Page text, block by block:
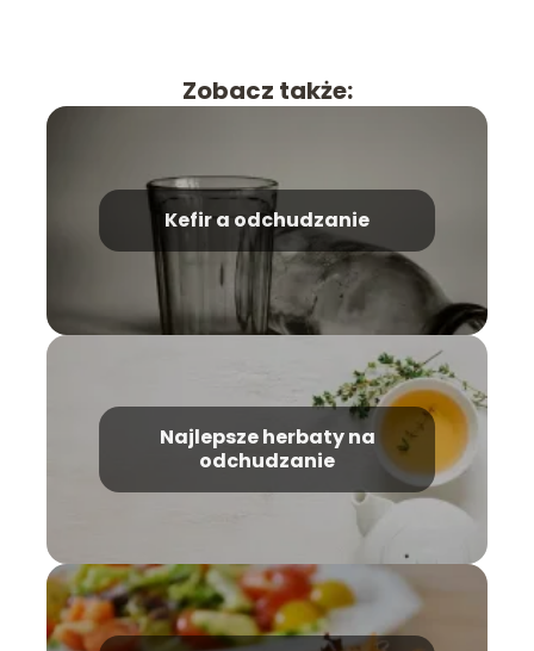
Zobacz także:
Kefir a odchudzanie
Najlepsze herbaty na
odchudzanie